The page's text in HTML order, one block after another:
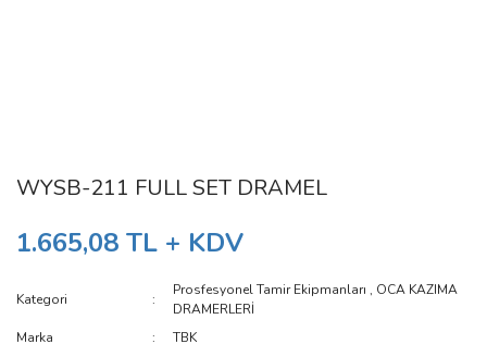
WYSB-211 FULL SET DRAMEL
1.665,08 TL + KDV
Kategori
Prosfesyonel Tamir Ekipmanları , OCA KAZIMA
DRAMERLERİ
Marka
TBK